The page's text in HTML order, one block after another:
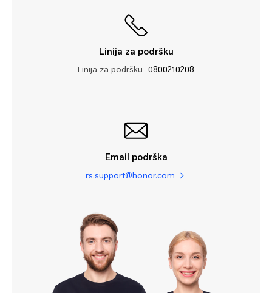
Linija za podršku
Linija za podršku 0800210208
Email podrška
rs.support@honor.com